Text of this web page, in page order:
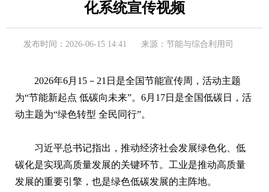
化系统宣传视频
发布时间：2026-06-15 14:41 来源：节能与综合利用司
2026年6月15－21日是全国节能宣传周，活动主题
为“节能新起点 低碳向未来”。6月17日是全国低碳日，活
动主题为“绿色转型 全民同行”。
习近平总书记指出，推动经济社会发展绿色化、低
碳化是实现高质量发展的关键环节。工业是推动高质量
发展的重要引擎，也是绿色低碳发展的主阵地。